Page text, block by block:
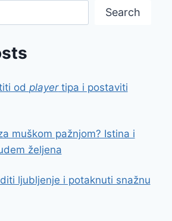
Search
od playertipa i postaviti
muškom pažnjom? Istina i
željena
ljubljenje i potaknuti snažnu